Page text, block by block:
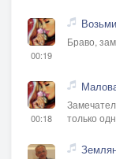
00:19
Браво,
00:18
только